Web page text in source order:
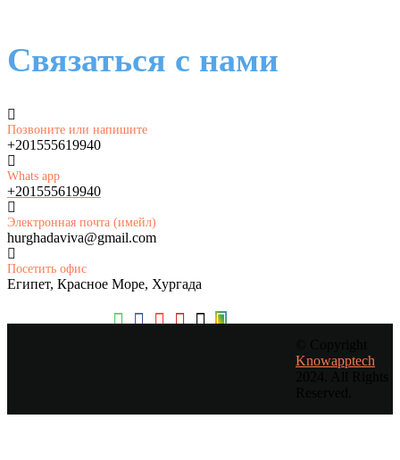
Связаться с нами
Позвоните или напишите
+201555619940
Whats app
+201555619940
Электронная почта (имейл)
hurghadaviva@gmail.com
Посетить офис
Египет, Красное Море, Хургада
Knowapptech